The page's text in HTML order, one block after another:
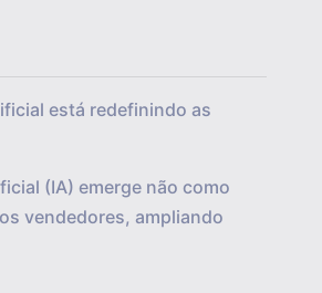
está redefinindo as
(IA) emerge não como
vendedores, ampliando